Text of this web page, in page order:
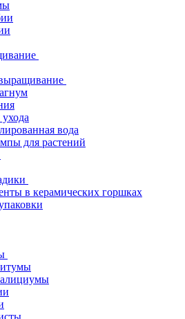
вода
для растений
в керамических горшках